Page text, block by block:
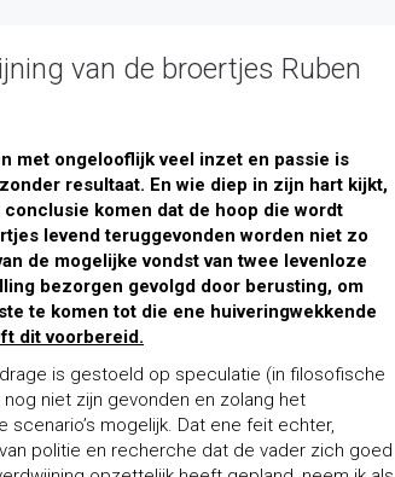
van de broertjes Ruben
met ongelooflijk veel inzet en passie is
resultaat. En wie diep in zijn hart kijkt,
komen dat de hoop die wordt
levend teruggevonden worden niet zo
de mogelijke vondst van twee levenloze
bezorgen gevolgd door berusting, om
te komen tot die ene huiveringwekkende
dit voorbereid.
is gestoeld op speculatie (in filosofische
niet zijn gevonden en zolang het
scenario’s mogelijk. Dat ene feit echter,
politie en recherche dat de vader zich goed